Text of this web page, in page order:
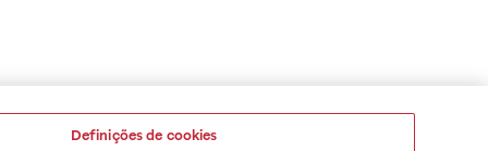
Definições de cookies